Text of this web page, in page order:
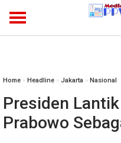
Home » Headline » Jakarta » Nasional
Presiden
Prabowo